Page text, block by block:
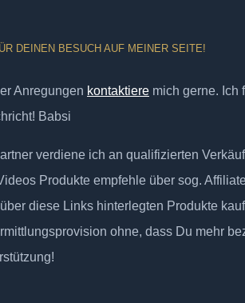
DEINEN BESUCH AUF MEINER SEITE!
Anregungen kontaktiere mich gerne. Ich
Babsi
verdiene ich an qualifizierten
Produkte empfehle über sog.
diese Links hinterlegten Produkte
ohne, dass Du mehr